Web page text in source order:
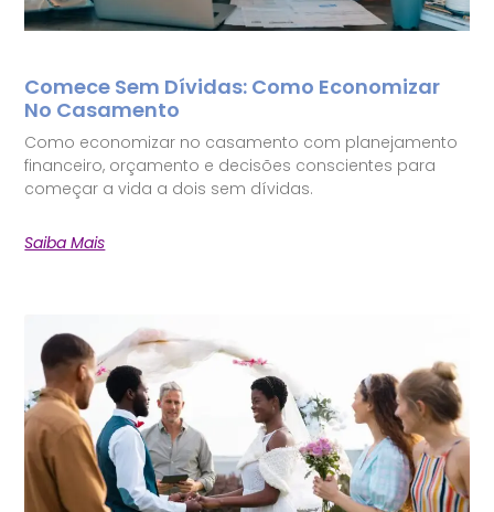
Comece Sem Dívidas: Como Economizar
No Casamento
Como economizar no casamento com planejamento
financeiro, orçamento e decisões conscientes para
começar a vida a dois sem dívidas.
Saiba Mais